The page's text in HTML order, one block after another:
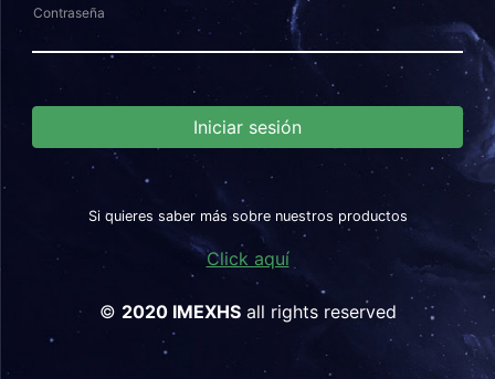
Contraseña
Iniciar sesión
Si quieres saber más sobre nuestros productos
Click aquí
© 2020 IMEXHSall rights reserved